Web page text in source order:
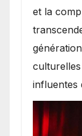
et la
influentes